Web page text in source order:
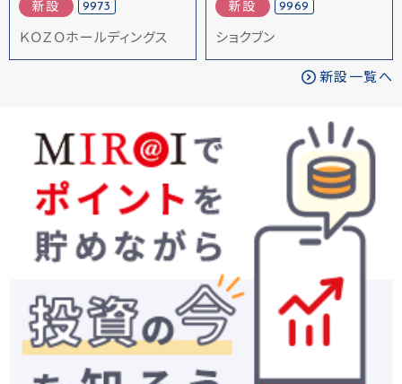
新設 9973
ＫＯＺＯホールディングス
新設 9969
ショクブン
新設一覧へ